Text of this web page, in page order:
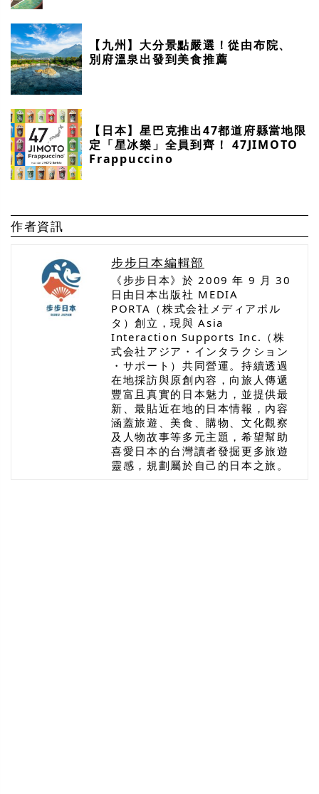
【九州】大分景點嚴選！從由布院、
別府溫泉出發到美食推薦
【日本】星巴克推出47都道府縣當地限
定「星冰樂」全員到齊！ 47JIMOTO
Frappuccino
作者資訊
步步日本編輯部
《步步日本》於 2009 年 9 月 30
日由日本出版社 MEDIA
PORTA（株式会社メディアポル
タ）創立，現與 Asia
Interaction Supports Inc.（株
式会社アジア・インタラクション
・サポート）共同營運。持續透過
在地採訪與原創內容，向旅人傳遞
豐富且真實的日本魅力，並提供最
新、最貼近在地的日本情報，內容
涵蓋旅遊、美食、購物、文化觀察
及人物故事等多元主題，希望幫助
喜愛日本的台灣讀者發掘更多旅遊
靈感，規劃屬於自己的日本之旅。